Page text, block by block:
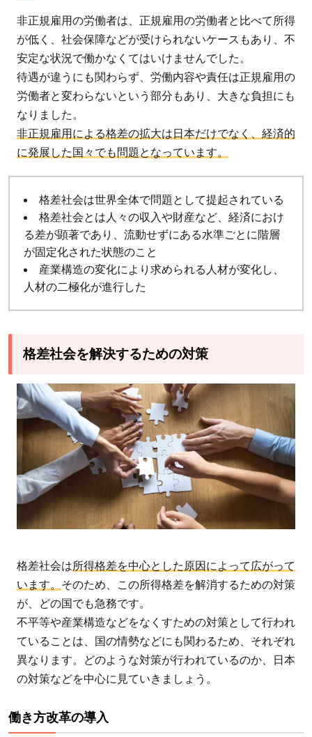
非正規雇用の労働者は、正規雇用の労働者と比べて所得
が低く、社会保障などが受けられないケースもあり、不
安定な状況で働かなくてはいけませんでした。
待遇が違うにも関わらず、労働内容や責任は正規雇用の
労働者と変わらないという部分もあり、大きな負担にも
なりました。
非正規雇用による格差の拡大は日本だけでなく、経済的
に発展した国々でも問題となっています。
格差社会は世界全体で問題として提起されている
格差社会とは人々の収入や財産など、経済におけ
る差が顕著であり、流動せずにある水準ごとに階層
が固定化された状態のこと
産業構造の変化により求められる人材が変化し、
人材の二極化が進行した
格差社会を解決するための対策
格差社会は所得格差を中心とした原因によって広がって
います。 そのため、この所得格差を解消するための対策
が、どの国でも急務です。
不平等や産業構造などをなくすための対策として行われ
ていることは、国の情勢などにも関わるため、それぞれ
異なります。どのような対策が行われているのか、日本
の対策などを中心に見ていきましょう。
働き方改革の導入